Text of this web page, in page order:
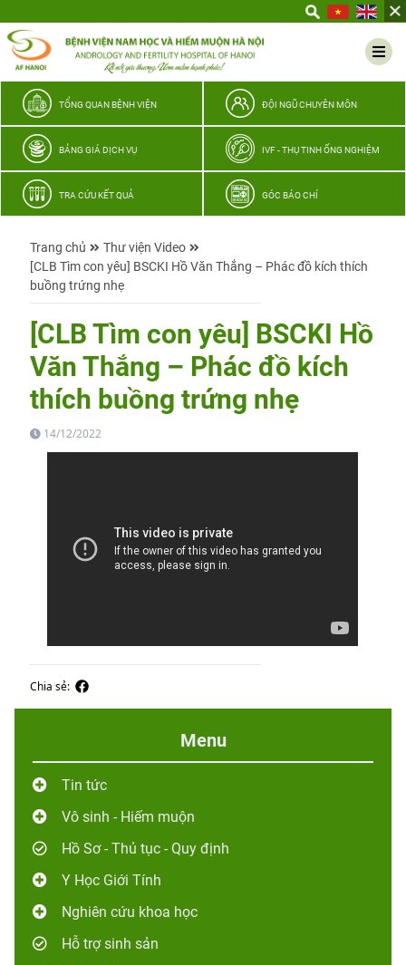
thương
TỔNG QUAN BỆNH VIỆN ĐỘI NGŨ CHUYÊN MÔN
BẢNG GIÁ DỊCH VỤ IVF - THỤ TINH ỐNG NGHIỆM
TRA CỨU KẾT QUẢ GÓC BÁO CHÍ
Trang chủ
Thư viện Video
[CLB Tìm con yêu] BSCKI Hồ Văn Thắng – Phác đồ kích thích
buồng trứng nhẹ
[CLB Tìm con yêu] BSCKI Hồ
Văn Thắng – Phác đồ kích
thích buồng trứng nhẹ
14/12/2022
Chia sẻ:
Menu
Tin tức
Vô sinh - Hiếm muộn
Hồ Sơ - Thủ tục - Quy định
Y Học Giới Tính
Nghiên cứu khoa học
Hỗ trợ sinh sản